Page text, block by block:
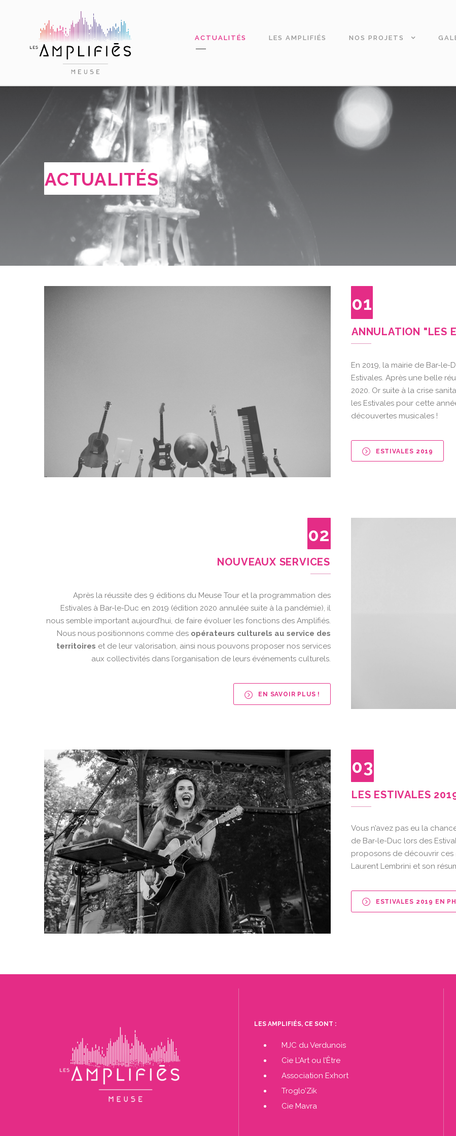
ACTUALITÉS LES AMPLIFIÉS NOS PROJETS
ACTUALITÉS
01
ANNULATION "LES
En 2019, la mairie de Bar-
Estivales. Après une belle
2020. Or suite à la crise
les Estivales pour cette
découvertes musicales !
ESTIVALES 2019
02
NOUVEAUX SERVICES
Après la réussite des 9 éditions du Meuse Tour et la programmation des
Estivales à Bar-le-Duc en 2019 (édition 2020 annulée suite à la pandémie), il
nous semble important aujourd’hui, de faire évoluer les fonctions des Amplifiés.
Nous nous positionnons comme des opérateurs culturels au service des
territoires et de leur valorisation, ainsi nous pouvons proposer nos services
aux collectivités dans l’organisation de leurs événements culturels.
EN SAVOIR PLUS !
03
LES ESTIVALES
Vous n’avez pas eu la
de Bar-le-Duc lors des
proposons de découvrir ces
Laurent Lembrini et son
ESTIVALES 2019 EN
LES AMPLIFIÉS, CE SONT :
MJC du Verdunois
Cie L’Art ou l’Être
Association Exhort
Troglo’Zik
Cie Mavra